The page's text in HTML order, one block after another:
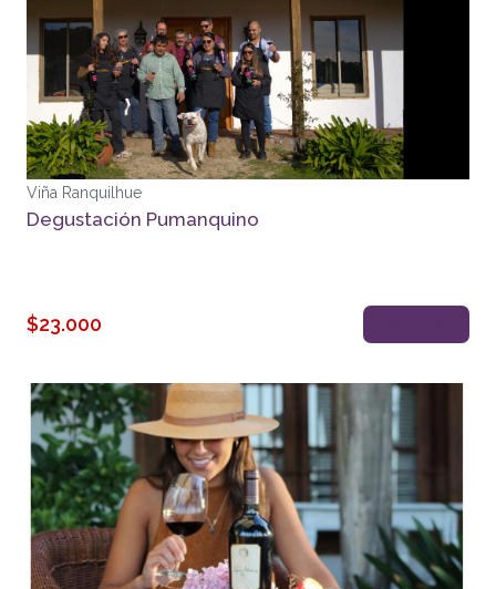
Viña Ranquilhue
Degustación Pumanquino
$23.000